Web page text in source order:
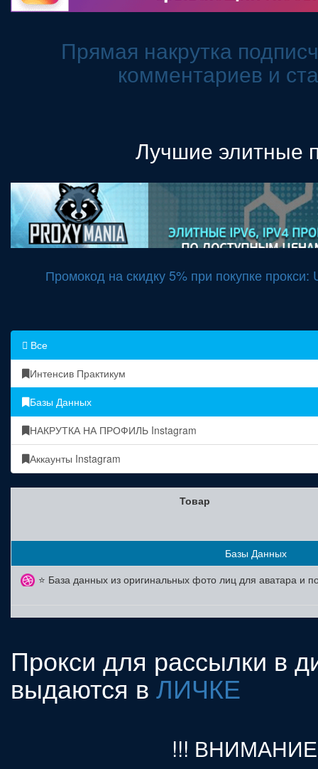
Прямая накрутка
комментариев и
Лучшие элитные
Промокод на скидку 5% при покупке
Все
Интенсив Практикум
Базы Данных
НАКРУТКА НА ПРОФИЛЬ Instagram
Аккаунты Instagram
Товар
Базы Данных
Прокси для рассылки в
выдаются вЛИЧКЕ
!!!